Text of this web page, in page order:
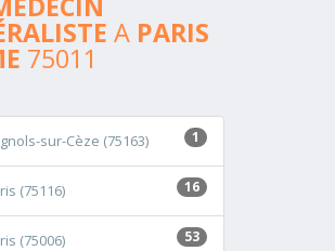
A PARIS
75011
1
sur-Cèze (75163)
16
(75116)
53
(75006)